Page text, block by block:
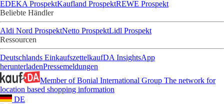
EDEKA ProspektKaufland ProspektREWE Prospekt
Beliebte Händler
Aldi Nord ProspektNetto ProspektLidl Prospekt
Ressourcen
Deutschlands EinkaufszettelkaufDA InsightsApp
herunterladenPressemeldungen
Member of Bonial International Group The network for
location based shopping information
DE